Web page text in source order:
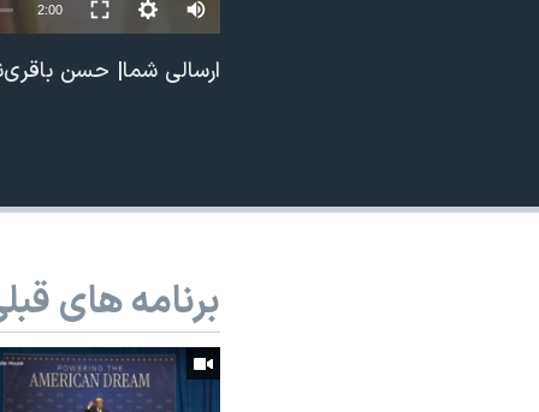
2:00
ارسالی شما| حسن
برنامه های